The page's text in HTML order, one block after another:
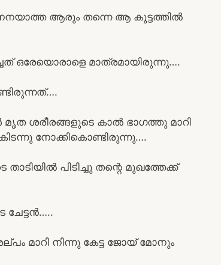
ആരും തന്നെ ആ കൂട്ടത്തിൽ
ഒരേയൊരാളെ മാത്രമായിരുന്നു….
ശരീരങ്ങളുടെ കാൽ ഭാഗത്തു മാറി
നോക്കികൊണ്ടിരുന്നു….
താടിയിൽ പിടിച്ചു തന്റെ മുഖത്തേക്ക്
മാറി നിന്നു കേട്ട ജോയ് മോനും